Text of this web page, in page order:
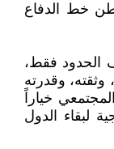
خط الدفاع
الحدود فقط،
وقدرته
خياراً
لبقاء الدول